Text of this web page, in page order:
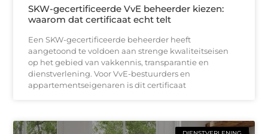
SKW-gecertificeerde VvE beheerder kiezen:
waarom dat certificaat echt telt
Een SKW-gecertificeerde beheerder heeft
aangetoond te voldoen aan strenge kwaliteitseisen
op het gebied van vakkennis, transparantie en
dienstverlening. Voor VvE-bestuurders en
appartementseigenaren is dit certificaat